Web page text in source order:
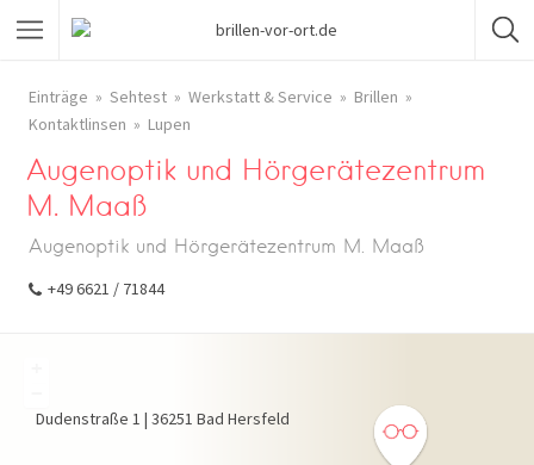
Einträge Sehtest Werkstatt & Service
Brillen
Kontaktlinsen
Lupen
Augenoptik und Hörgerätezentrum
M. Maaß
Augenoptik und Hörgerätezentrum M. Maaß
+49 6621 / 71844
Dudenstraße 1 | 36251 Bad Hersfeld